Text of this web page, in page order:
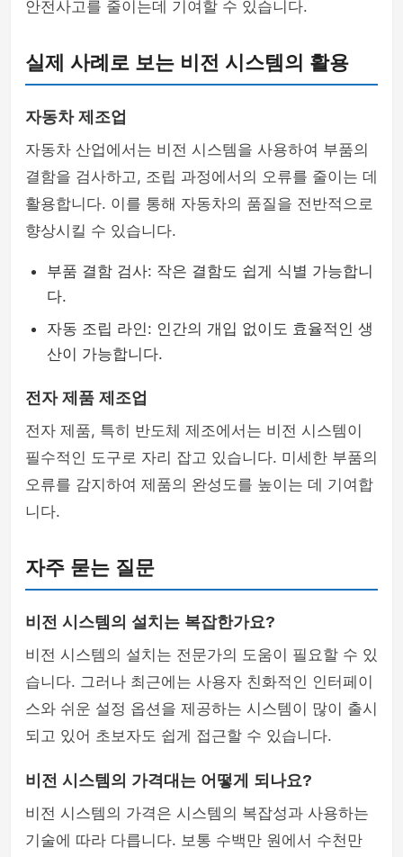
안전사고를 줄이는데 기여할 수 있습니다.
실제 사례로 보는 비전 시스템의 활용
자동차 제조업
자동차 산업에서는 비전 시스템을 사용하여 부품의
결함을 검사하고, 조립 과정에서의 오류를 줄이는 데
활용합니다. 이를 통해 자동차의 품질을 전반적으로
향상시킬 수 있습니다.
부품 결함 검사: 작은 결함도 쉽게 식별 가능합니
다.
자동 조립 라인: 인간의 개입 없이도 효율적인 생
산이 가능합니다.
전자 제품 제조업
전자 제품, 특히 반도체 제조에서는 비전 시스템이
필수적인 도구로 자리 잡고 있습니다. 미세한 부품의
오류를 감지하여 제품의 완성도를 높이는 데 기여합
니다.
자주 묻는 질문
비전 시스템의 설치는 복잡한가요?
비전 시스템의 설치는 전문가의 도움이 필요할 수 있
습니다. 그러나 최근에는 사용자 친화적인 인터페이
스와 쉬운 설정 옵션을 제공하는 시스템이 많이 출시
되고 있어 초보자도 쉽게 접근할 수 있습니다.
비전 시스템의 가격대는 어떻게 되나요?
비전 시스템의 가격은 시스템의 복잡성과 사용하는
기술에 따라 다릅니다. 보통 수백만 원에서 수천만